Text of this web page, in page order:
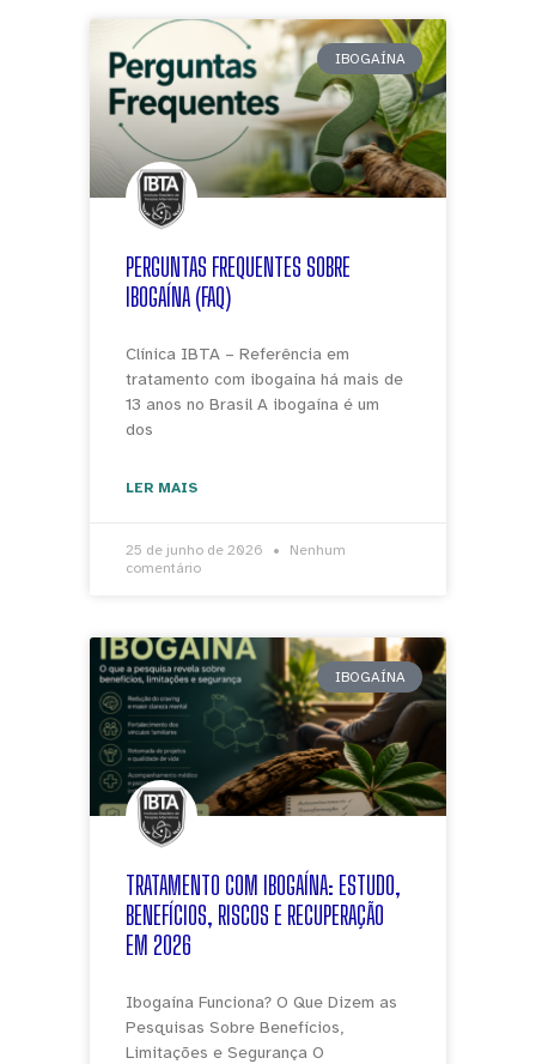
IBOGAÍNA
PERGUNTAS FREQUENTES SOBRE
IBOGAÍNA (FAQ)
Clínica IBTA – Referência em
tratamento com ibogaína há mais de
13 anos no Brasil A ibogaína é um
dos
LER MAIS
25 de junho de 2026
Nenhum
comentário
IBOGAÍNA
TRATAMENTO COM IBOGAÍNA: ESTUDO,
BENEFÍCIOS, RISCOS E RECUPERAÇÃO
EM 2026
Ibogaína Funciona? O Que Dizem as
Pesquisas Sobre Benefícios,
Limitações e Segurança O